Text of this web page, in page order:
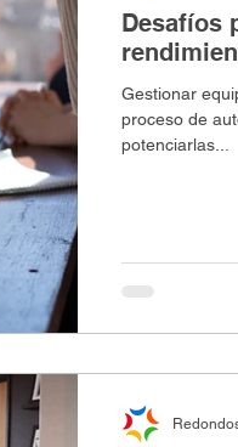
Desafíos
Gestionar
proceso de
potenciarlas...